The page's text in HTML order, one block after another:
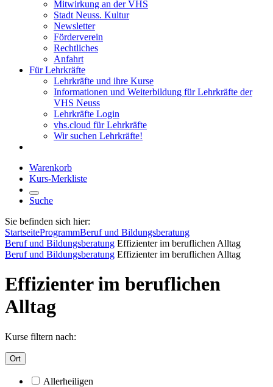
Mitwirkung an der VHS
Stadt Neuss. Kultur
Newsletter
Förderverein
Rechtliches
Anfahrt
Für Lehrkräfte
Lehrkräfte und ihre Kurse
Informationen und Weiterbildung für Lehrkräfte der
VHS Neuss
Lehrkräfte Login
vhs.cloud für Lehrkräfte
Wir suchen Lehrkräfte!
Warenkorb
Kurs-Merkliste
Suche
Sie befinden sich hier:
StartseiteProgrammBeruf und Bildungsberatung
Beruf und Bildungsberatung Effizienter im beruflichen Alltag
Beruf und Bildungsberatung Effizienter im beruflichen Alltag
Effizienter im beruflichen
Alltag
Kurse filtern nach:
Ort
Allerheiligen